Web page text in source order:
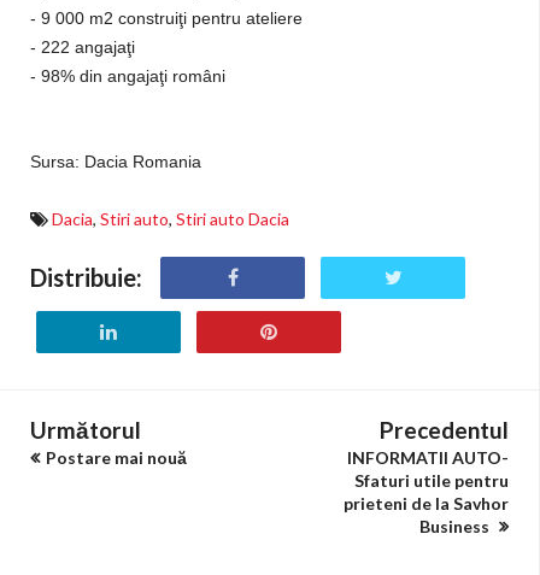
- 9 000 m2 construiţi pentru ateliere
- 222 angajaţi
- 98% din angajaţi români
Sursa: Dacia Romania
Dacia, Stiri auto, Stiri auto Dacia
Distribuie:
Următorul
Postare mai nouă
Precedentul
INFORMATII AUTO-
Sfaturi utile pentru
prieteni de la Savhor
Business